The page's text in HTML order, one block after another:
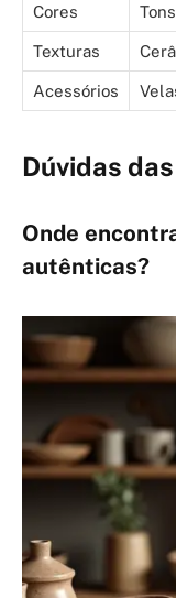
Cores
Texturas
Acessórios
Dúvidas
Onde
autênticas?